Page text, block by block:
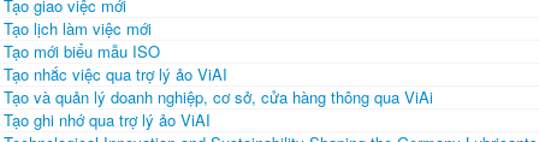
Tạo giao việc mới
Tạo lịch làm việc mới
Tạo mới biểu mẫu ISO
Tạo nhắc việc qua trợ lý ảo ViAI
Tạo và quản lý doanh nghiệp, cơ sở, cửa hàng thông qua ViAi
Tạo ghi nhớ qua trợ lý ảo ViAI